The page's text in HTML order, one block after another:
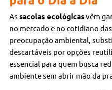
Assacolas ecológicasvêm
no mercado e no cotidiano
preocupação ambiental,
descartáveis por opções
essencial para quem busca
ambiente sem abrir mão da